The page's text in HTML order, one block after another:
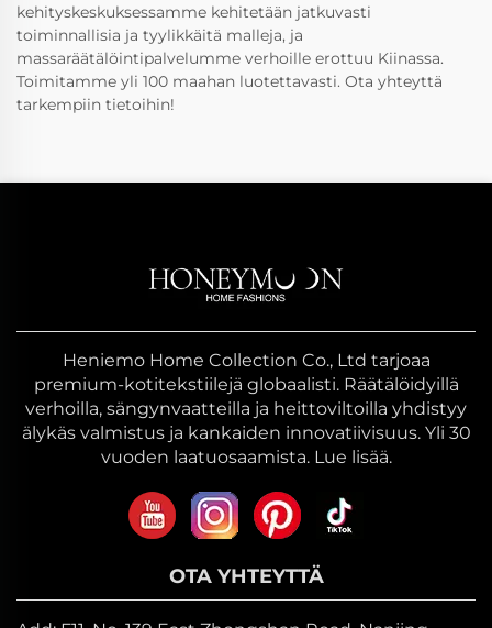
kehityskeskuksessamme kehitetään jatkuvasti
toiminnallisia ja tyylikkäitä malleja, ja
massaräätälöintipalvelumme verhoille erottuu Kiinassa.
Toimitamme yli 100 maahan luotettavasti. Ota yhteyttä
tarkempiin tietoihin!
Heniemo Home Collection Co., Ltd tarjoaa
premium-kotitekstiilejä globaalisti. Räätälöidyillä
verhoilla, sängynvaatteilla ja heittoviltoilla yhdistyy
älykäs valmistus ja kankaiden innovatiivisuus. Yli 30
vuoden laatuosaamista. Lue lisää.
OTA YHTEYTTÄ